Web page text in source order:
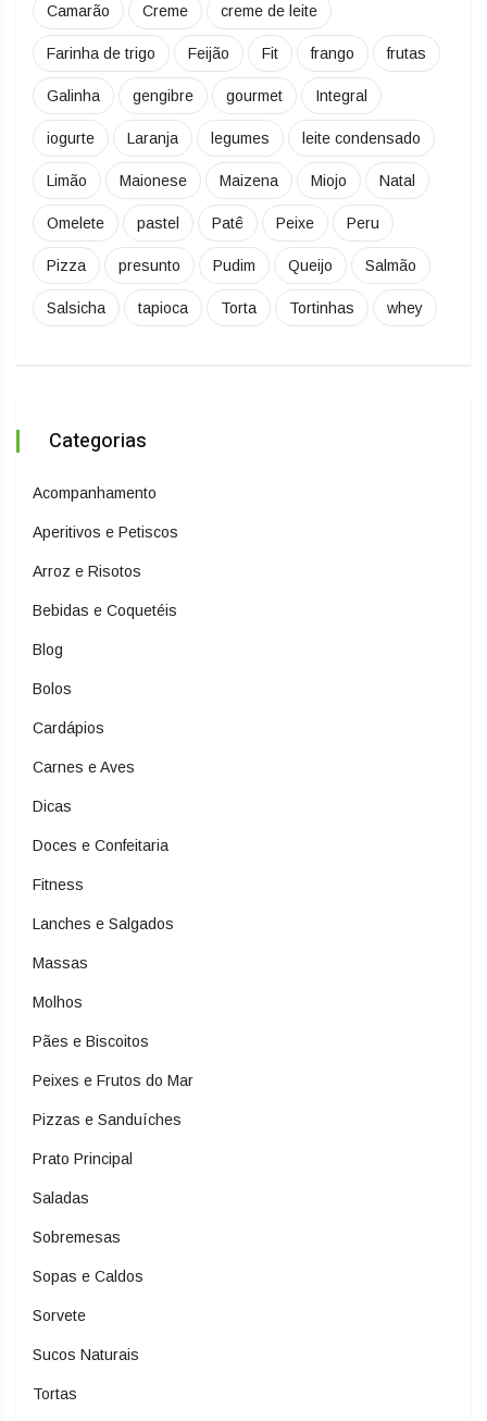
Camarão Creme creme de leite
Farinha de trigo Feijão Fit frango frutas
Galinha gengibre gourmet Integral
iogurte Laranja legumes leite condensado
Limão Maionese Maizena Miojo Natal
Omelete pastel Patê Peixe Peru
Pizza presunto Pudim Queijo Salmão
Salsicha tapioca Torta Tortinhas whey
Categorias
Acompanhamento
Aperitivos e Petiscos
Arroz e Risotos
Bebidas e Coquetéis
Blog
Bolos
Cardápios
Carnes e Aves
Dicas
Doces e Confeitaria
Fitness
Lanches e Salgados
Massas
Molhos
Pães e Biscoitos
Peixes e Frutos do Mar
Pizzas e Sanduíches
Prato Principal
Saladas
Sobremesas
Sopas e Caldos
Sorvete
Sucos Naturais
Tortas